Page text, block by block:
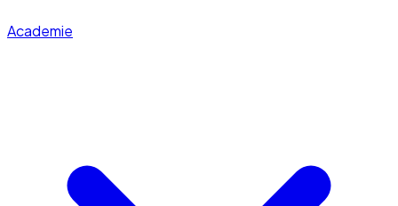
Academie